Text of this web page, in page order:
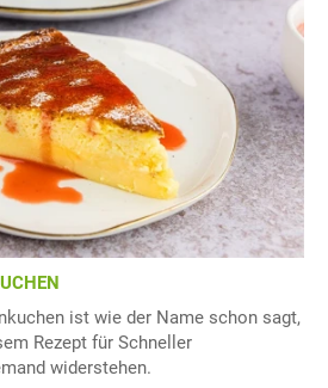
ist wie der Name schon sagt,
Rezept für Schneller
widerstehen.